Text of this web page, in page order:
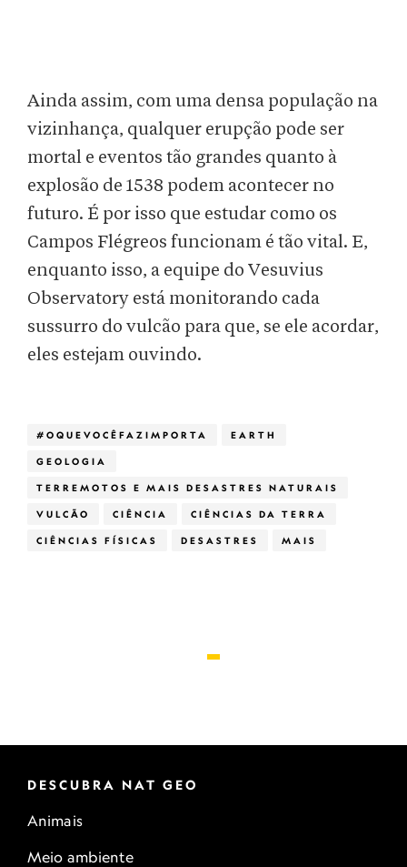
Ainda assim, com uma densa população na
vizinhança, qualquer erupção pode ser
mortal e eventos tão grandes quanto à
explosão de 1538 podem acontecer no
futuro. É por isso que estudar como os
Campos Flégreos funcionam é tão vital. E,
enquanto isso, a equipe do Vesuvius
Observatory está monitorando cada
sussurro do vulcão para que, se ele acordar,
eles estejam ouvindo.
#OQUEVOCÊFAZIMPORTA EARTH
GEOLOGIA
TERREMOTOS E MAIS DESASTRES NATURAIS
VULCÃO CIÊNCIA CIÊNCIAS DA TERRA
CIÊNCIAS FÍSICAS DESASTRES MAIS
DESCUBRA NAT GEO
Animais
Meio ambiente